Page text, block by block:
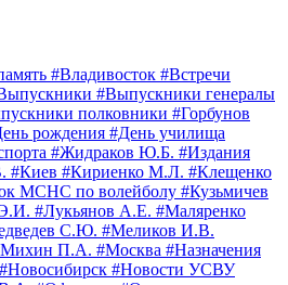
#Владивосток #Встречи
#Выпускники генералы
полковники #Горбунов
рождения #День училища
#Жидраков Ю.Б. #Издания
#Киев #Кириенко М.Л. #Клещенко
МСНС по волейболу #Кузьмичев
#Лукьянов А.Е. #Маляренко
С.Ю. #Меликов И.В.
П.А. #Москва #Назначения
#Новосибирск #Новости УСВУ